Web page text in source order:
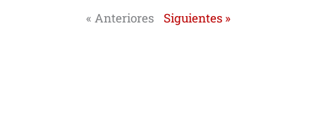
« Anteriores Siguientes »